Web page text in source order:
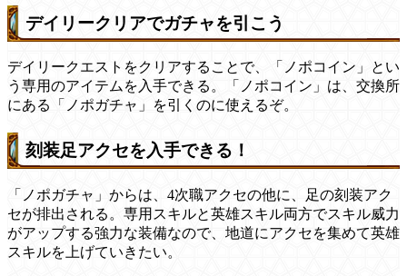
デイリークリアでガチャを引こう
デイリークエストをクリアすることで、「ノポコイン」とい
う専用のアイテムを入手できる。「ノポコイン」は、交換所
にある「ノポガチャ」を引くのに使えるぞ。
刻装足アクセを入手できる！
「ノポガチャ」からは、4次職アクセの他に、足の刻装アク
セが排出される。専用スキルと英雄スキル両方でスキル威力
がアップする強力な装備なので、地道にアクセを集めて英雄
スキルを上げていきたい。